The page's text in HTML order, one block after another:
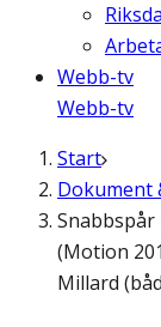
Webb-tv
Webb-tv
Start
Dokument
(Motion
Millard